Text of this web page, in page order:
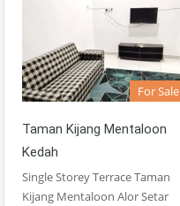
For Sale
Taman Kijang Mentaloon
Kedah
Single Storey Terrace Taman
Kijang Mentaloon Alor Setar